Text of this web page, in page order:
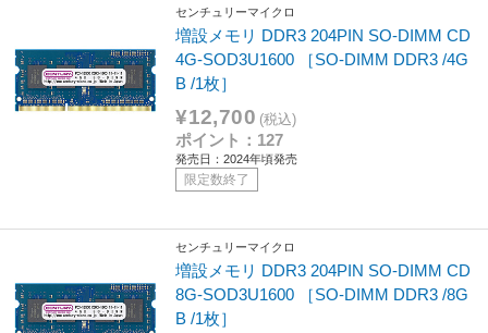
センチュリーマイクロ
増設メモリ DDR3 204PIN SO-DIMM CD
4G-SOD3U1600 ［SO-DIMM DDR3 /4G
B /1枚］
¥12,700 (税込)
ポイント：127
発売日：2024年頃発売
限定数終了
センチュリーマイクロ
増設メモリ DDR3 204PIN SO-DIMM CD
8G-SOD3U1600 ［SO-DIMM DDR3 /8G
B /1枚］